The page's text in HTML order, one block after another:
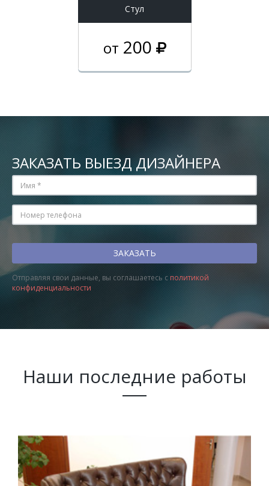
Стул
от 200
ЗАКАЗАТЬ ВЫЕЗД ДИЗАЙНЕРА
Отправляя свои данные, вы соглашаетесь с политикой
конфиденциальности
Наши последние работы